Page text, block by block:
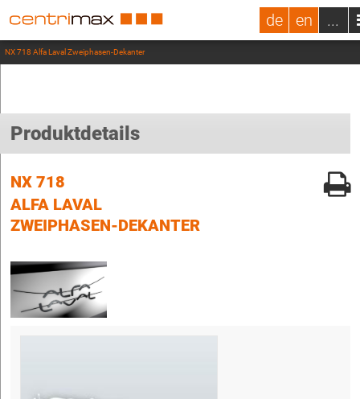
de en ...
NX 718 Alfa Laval Zweiphasen-Dekanter
Produktdetails
NX 718
ALFA LAVAL
ZWEIPHASEN-DEKANTER